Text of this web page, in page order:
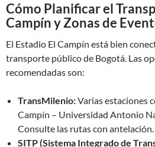
Cómo Planificar el
Campín y Zonas de
El Estadio El Campín está bien
transporte público de Bogotá. Las
recomendadas son:
TransMilenio:Varias estaciones
Campín – Universidad Antonio
Consulte las rutas con antelación.
SITP (Sistema Integrado de